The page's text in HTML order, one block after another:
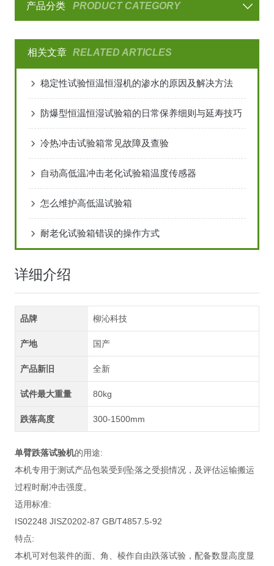
产品分类 PRODUCT CATEGORY
相关文章 RELATED ARTICLES
稳定性试验恒温恒湿机的渗水的原因及解决方法
防爆型恒温恒湿试验箱的日常保养细则与延寿技巧
冷热冲击试验箱常见故障及查验
自动高低温冲击老化试验箱温度传感器
怎么维护高低温试验箱
耐老化试验箱错误的操作方式
详细介绍
品牌 柳沁科技
产地 国产
产品新旧 全新
试件最大重量 80kg
跌落高度 300-1500mm
单臂跌落试验机的用途:
本机专用于测试产品包装受到坠落之受损情况，及评估运输搬运
过程时耐冲击强度。
适用标准:
IS02248 JISZ0202-87 GB/T4857.5-92
特点:
本机可对包装件的面、角、棱作自由跌落试验，配备数显高度显